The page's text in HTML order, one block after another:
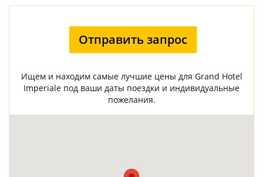
Отправить запрос
Ищем и находим самые лучшие цены для Grand Hotel
Imperiale под ваши даты поездки и индивидуальные
пожелания.